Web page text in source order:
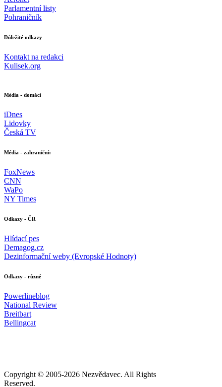
Parlamentní listy
Pohraničník
Důležité odkazy
Kontakt na redakci
Kulisek.org
Média - domácí
iDnes
Lidovky
Česká TV
Média - zahraniční:
FoxNews
CNN
WaPo
NY Times
Odkazy - ČR
Hlídací pes
Demagog.cz
Dezinformační weby (Evropské Hodnoty)
Odkazy - různé
Powerlineblog
National Review
Breitbart
Bellingcat
Copyright © 2005-2026 Nezvědavec. All Rights
Reserved.